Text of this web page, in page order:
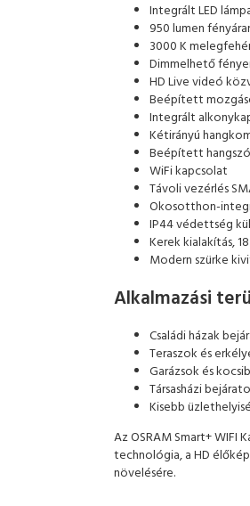
Integrált LED
950 lumen
3000 K
Dimmelhető
HD Live videó
Beépített
Integrált
Kétirányú
Beépített
WiFi kapcsolat
Távoli vezérlés
Okosotthon-
IP44 védettség
Kerek kialakítás,
Modern szürke
Alkalmazási
Családi házak
Teraszok és
Garázsok és
Társasházi
Kisebb
Az OSRAM Smart+
technológia, a HD
növelésére.